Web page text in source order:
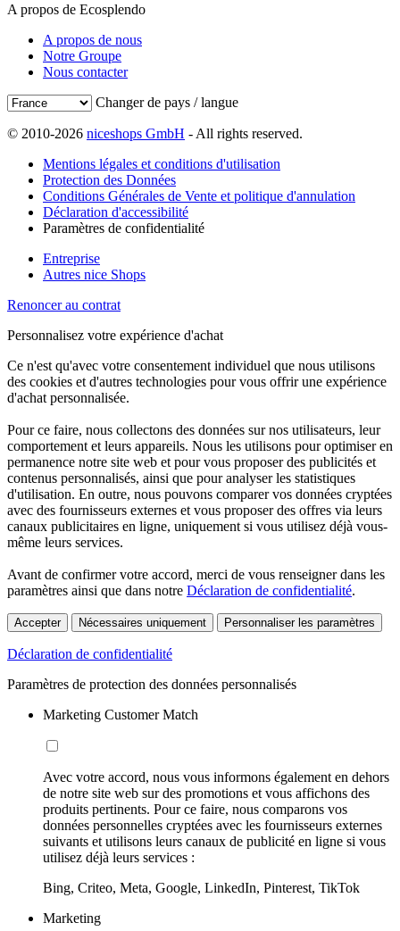
A propos de Ecosplendo
A propos de nous
Notre Groupe
Nous contacter
Changer de pays / langue
© 2010-2026 niceshops GmbH - All rights reserved.
Mentions légales et conditions d'utilisation
Protection des Données
Conditions Générales de Vente et politique d'annulation
Déclaration d'accessibilité
Paramètres de confidentialité
Entreprise
Autres nice Shops
Renoncer au contrat
Personnalisez votre expérience d'achat
Ce n'est qu'avec votre consentement individuel que nous utilisons
des cookies et d'autres technologies pour vous offrir une expérience
d'achat personnalisée.
Pour ce faire, nous collectons des données sur nos utilisateurs, leur
comportement et leurs appareils. Nous les utilisons pour optimiser en
permanence notre site web et pour vous proposer des publicités et
contenus personnalisés, ainsi que pour analyser les statistiques
d'utilisation. En outre, nous pouvons comparer vos données cryptées
avec des fournisseurs externes et vous proposer des offres via leurs
canaux publicitaires en ligne, uniquement si vous utilisez déjà vous-
même leurs services.
Avant de confirmer votre accord, merci de vous renseigner dans les
paramètres ainsi que dans notre Déclaration de confidentialité.
Accepter Nécessaires uniquement Personnaliser les paramètres
Déclaration de confidentialité
Paramètres de protection des données personnalisés
Marketing Customer Match
Avec votre accord, nous vous informons également en dehors
de notre site web sur des promotions et vous affichons des
produits pertinents. Pour ce faire, nous comparons vos
données personnelles cryptées avec les fournisseurs externes
suivants et utilisons leurs canaux de publicité en ligne si vous
utilisez déjà leurs services :
Bing, Criteo, Meta, Google, LinkedIn, Pinterest, TikTok
Marketing